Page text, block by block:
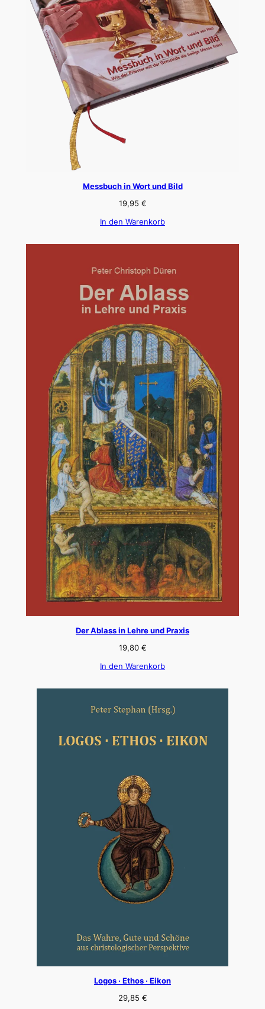
Messbuch in Wort und Bild
19,95 €
In den Warenkorb
Der Ablass in Lehre und Praxis
19,80 €
In den Warenkorb
Logos · Ethos · Eikon
29,85 €